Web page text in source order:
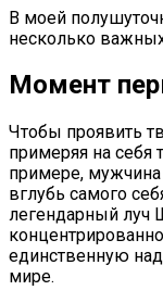
В моей
несколько
Момент
Чтобы проявить
примеряя на себя
примере,
вглубь самого
легендарный луч
единственную
мире.